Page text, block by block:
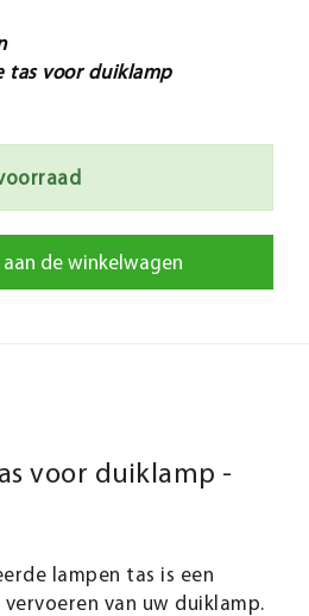
tas voor duiklamp
de winkelwagen
voor duiklamp -
lampen tas is een
van uw duiklamp.